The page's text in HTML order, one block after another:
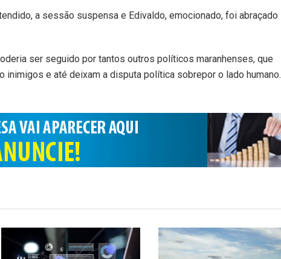
a sessão suspensa e Edivaldo, emocionado, foi abraçado
ser seguido por tantos outros políticos maranhenses, que
inimigos e até deixam a disputa política sobrepor o lado humano.